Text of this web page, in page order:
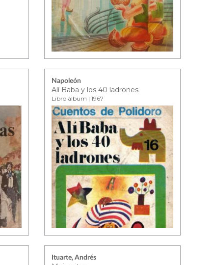
Napoleón
Alí Baba y los 40 ladrones
Libro álbum | 1967
Ituarte, Andrés